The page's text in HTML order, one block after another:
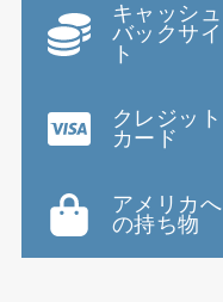
キャッシュ
バックサイ
ト
クレジット
カード
アメリカへ
の持ち物